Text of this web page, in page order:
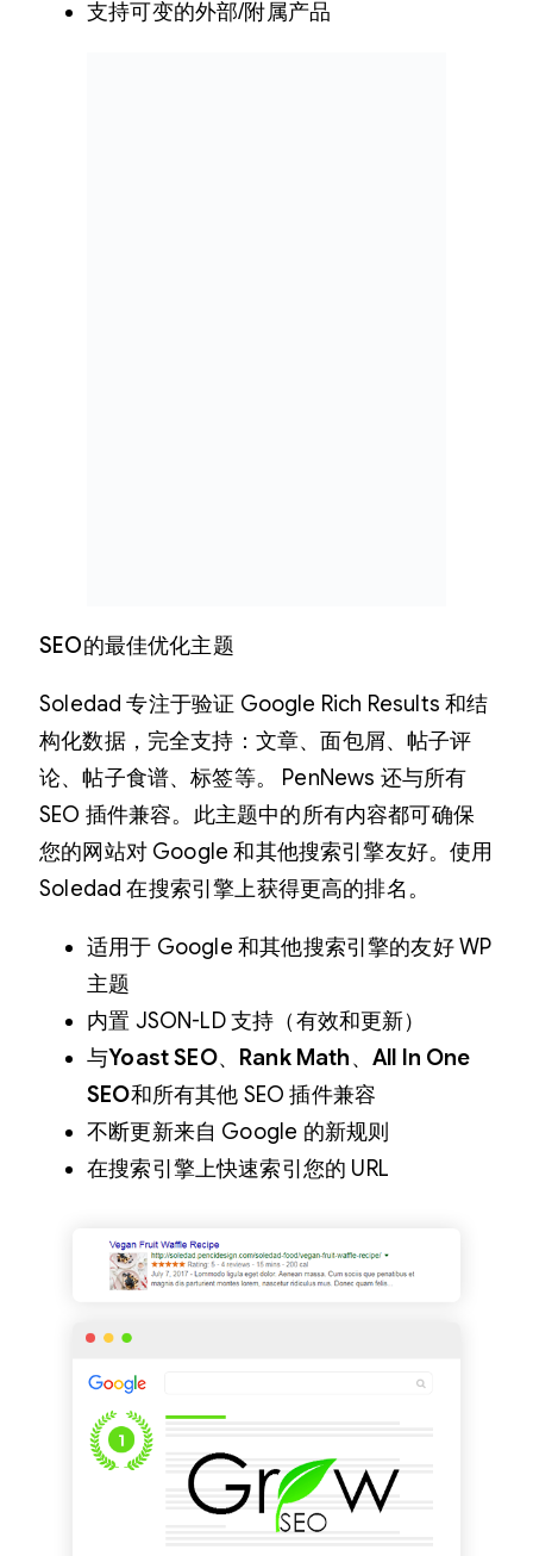
支持可变的外部/附属产品
SEO的最佳优化主题
Soledad 专注于验证 Google Rich Results 和结
构化数据，完​​全支持：文章、面包屑、帖子评
论、帖子食谱、标签等。 PenNews 还与所有
SEO 插件兼容。此主题中的所有内容都可确保
您的网站对 Google 和其他搜索引擎友好。使用
Soledad 在搜索引擎上获得更高的排名。
适用于 Google 和其他搜索引擎的友好 WP
主题
内置 JSON-LD 支持（有效和更新）
与Yoast SEO、 Rank Math、 All In One
SEO和所有其他 SEO 插件兼容
不断更新来自 Google 的新规则
在搜索引擎上快速索引您的 URL